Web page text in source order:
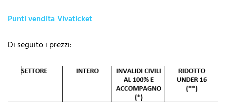
Punti vendita Vivaticket
Di seguito i prezzi: